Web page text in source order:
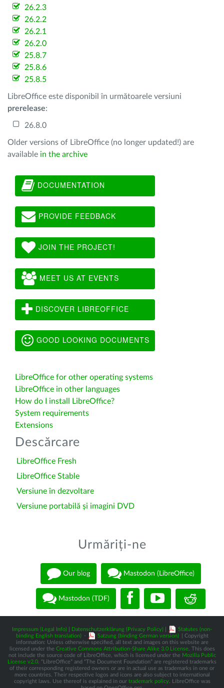
26.2.3
26.2.2
26.2.1
26.2.0
25.8.7
25.8.6
25.8.5
LibreOffice este disponibil în următoarele versiuni
prerelease:
26.8.0
Older versions of LibreOffice (no longer updated!) are
available in the archive
DOCUMENTATION
PROVIDE FEEDBACK
JOIN THE PROJECT!
MEET US AT EVENTS
DISCOVER LIBREOFFICE
GOOD LOOKING DOCUMENTS
LibreOffice for other operating systems
LibreOffice in other languages
How do I install LibreOffice?
System requirements
Extensions
Descărcare
LibreOffice Fresh
LibreOffice Stable
Versiune în dezvoltare
Versiune portabilă și imagini DVD
Urmăriți-ne
Our blog Mastodon (LibreOffice)
Mastodon (TDF)
Impressum (Legal Info) Datenschutzerklärung (Privacy Policy)
Statutes (non-
binding English translation) - Satzung (binding German version)
| Copyright
information: Unless otherwise specified, all text and images on this website are
licensed under the Creative Commons Attribution-Share Alike 3.0 License. This does
not include the source code of LibreOffice, which is licensed under the Mozilla Public
License v2.0 . “LibreOffice” and “The Document Foundation” are registered trademarks
of their corresponding registered owners or are in actual use as trademarks in one or
more countries. Their respective logos and icons are also subject to international
copyright laws. Use thereof is explained in our trademark policy. LibreOffice was